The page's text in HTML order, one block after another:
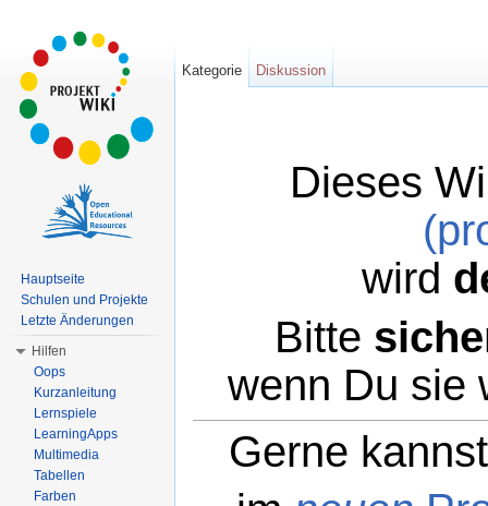
Dieses
wird
Bitte
wenn Du sie
Gerne
Kategorie Diskussion
Hauptseite
Schulen und Projekte
Letzte Änderungen
Hilfen
Oops
Kurzanleitung
Lernspiele
LearningApps
Multimedia
Tabellen
Farben